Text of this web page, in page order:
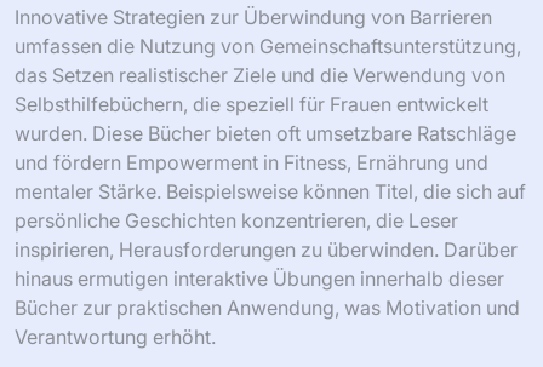
Innovative Strategien zur Überwindung von Barrieren
umfassen die Nutzung von Gemeinschaftsunterstützung,
das Setzen realistischer Ziele und die Verwendung von
Selbsthilfebüchern, die speziell für Frauen entwickelt
wurden. Diese Bücher bieten oft umsetzbare Ratschläge
und fördern Empowerment in Fitness, Ernährung und
mentaler Stärke. Beispielsweise können Titel, die sich auf
persönliche Geschichten konzentrieren, die Leser
inspirieren, Herausforderungen zu überwinden. Darüber
hinaus ermutigen interaktive Übungen innerhalb dieser
Bücher zur praktischen Anwendung, was Motivation und
Verantwortung erhöht.